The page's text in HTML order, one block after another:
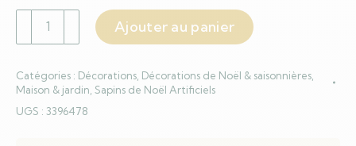
quantité
de
Noël
avec
Ajouter au panier
Catégories : Décorations Décorations de Noël & saisonnières
Maison & jardin Sapins de Noël Artificiels
UGS : 3396478